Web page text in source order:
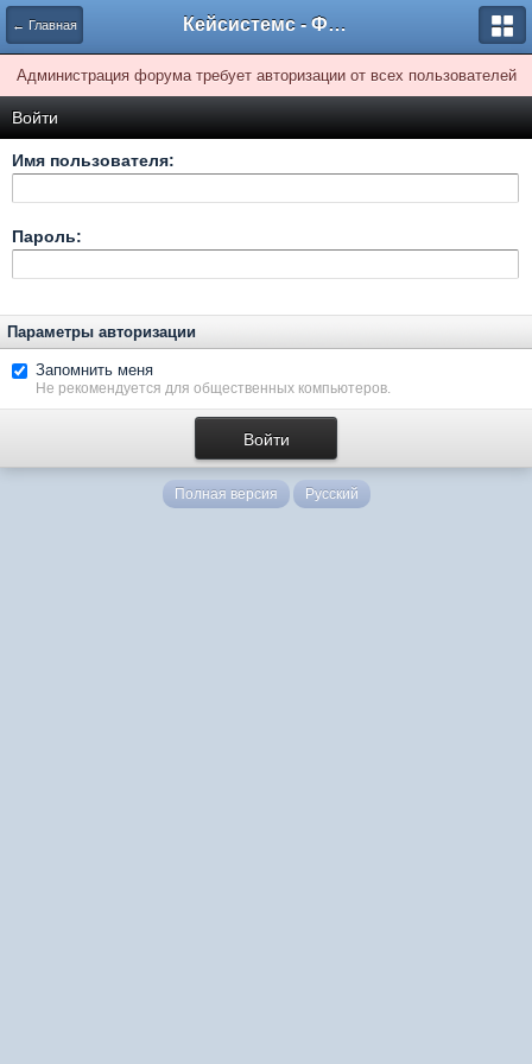
← Главная Кейсистемс - Форумы
Администрация форума требует авторизации от всех пользователей
Войти
Имя пользователя:
Пароль:
Параметры авторизации
Запомнить меня
Не рекомендуется для общественных компьютеров.
Полная версия Русский